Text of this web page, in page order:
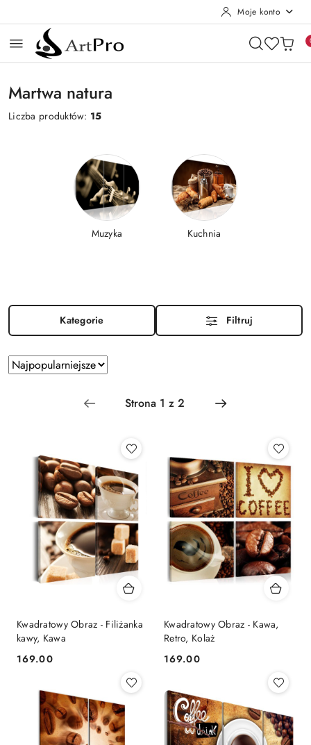
Moje konto
Martwa natura
Liczba produktów: 15
Muzyka Kuchnia
Kategorie Filtruj
Zastosowano
sortowanie:
Najpopularniejsze.
Sortuj
według
Kwadratowy Obraz - Filiżanka
kawy, Kawa
Cena:
169.00
Kwadratowy Obraz - Kawa,
Retro, Kolaż
Cena:
169.00